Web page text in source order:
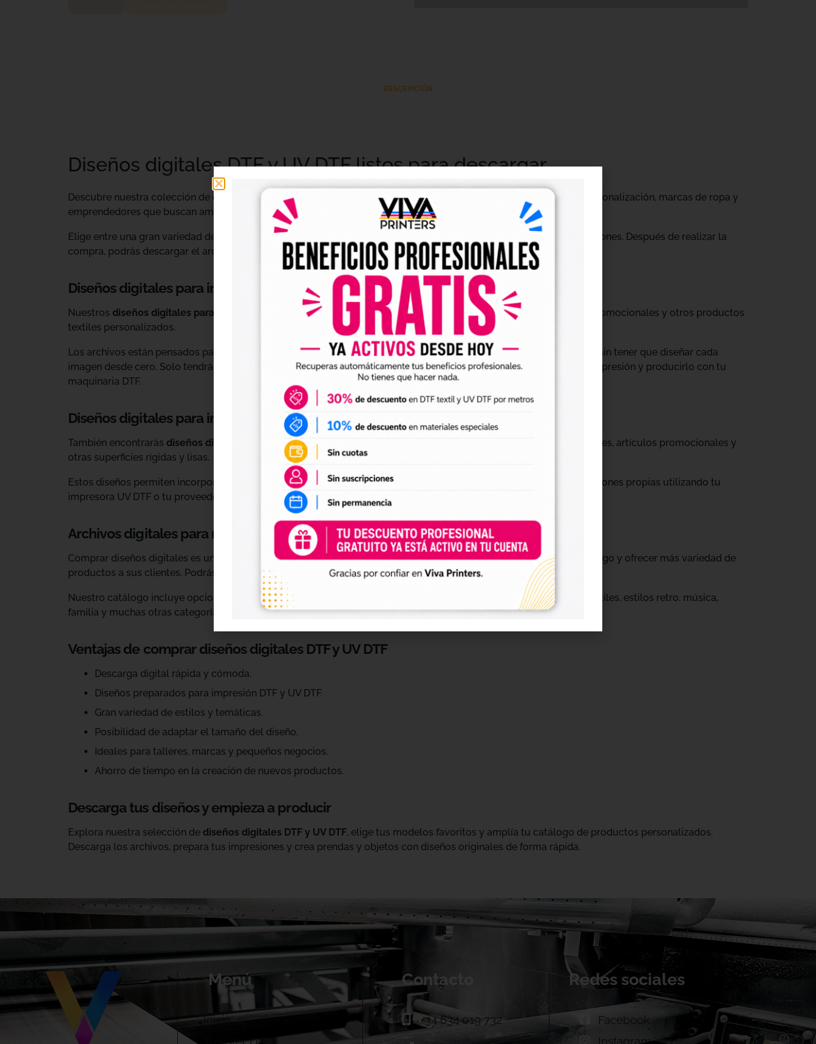
DESCRIPCIÓN
Diseños digitales DTF y UV DTF listos para descargar
Descubre nuestra colección de diseños digitales DTF y UV DTF
, creados para talleres de impresión, negocios de personalización, marcas de ropa y
emprendedores que buscan ampliar su catálogo de forma rápida y sencilla.
Elige entre una gran variedad de diseños individuales y archivos digitales preparados para incorporar a tus producciones. Después de realizar la
compra, podrás descargar el archivo y utilizarlo en tus trabajos de impresión DTF o UV DTF.
Diseños digitales para impresión DTF textil
Nuestros diseños digitales para DTF
son ideales para crear camisetas, sudaderas, tote bags, ropa infantil, prendas promocionales y otros productos
textiles personalizados.
Los archivos están pensados para facilitar la preparación de tus impresiones y ayudarte a crear nuevas colecciones sin tener que diseñar cada
imagen desde cero. Solo tendrás que adaptar el tamaño a tus necesidades, preparar el archivo en tu programa de impresión y producirlo con tu
maquinaria DTF.
Diseños digitales para impresión UV DTF
También encontrarás diseños digitales para UV DTF, perfectos para personalizar vasos, botellas, termos, cajas, envases, artículos promocionales y
otras superficies rígidas y lisas.
Estos diseños permiten incorporar nuevas opciones a tu catálogo de personalización de objetos y preparar producciones propias utilizando tu
impresora UV DTF o tu proveedor habitual de impresión.
Archivos digitales para negocios de personalización
Comprar diseños digitales es una solución práctica para profesionales que quieren ahorrar tiempo, renovar su catálogo y ofrecer más variedad de
productos a sus clientes. Podrás escoger diseños de diferentes estilos, temáticas, temporadas y públicos.
Nuestro catálogo incluye opciones para celebraciones, Navidad, Halloween, deporte, mascotas, frases, diseños infantiles, estilos retro, música,
familia y muchas otras categorías.
Ventajas de comprar diseños digitales DTF y UV DTF
Descarga digital rápida y cómoda.
Diseños preparados para impresión DTF y UV DTF.
Gran variedad de estilos y temáticas.
Posibilidad de adaptar el tamaño del diseño.
Ideales para talleres, marcas y pequeños negocios.
Ahorro de tiempo en la creación de nuevos productos.
Descarga tus diseños y empieza a producir
Explora nuestra selección de diseños digitales DTF y UV DTF, elige tus modelos favoritos y amplía tu catálogo de productos personalizados.
Descarga los archivos, prepara tus impresiones y crea prendas y objetos con diseños originales de forma rápida.
Menú
Inicio
Contacto
+34 634 019 732
Redes sociales
Facebook
Instagram